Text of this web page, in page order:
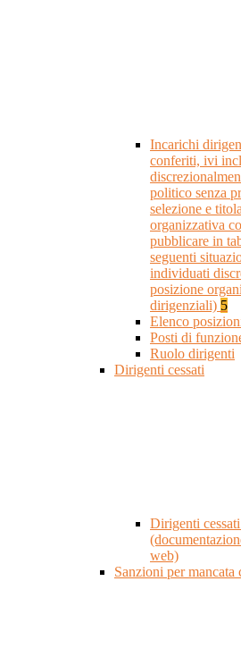
Incarichi
conferiti, ivi
politico senza
selezione e
organizzativa
pubblicare in
seguenti
individuati
posizione
dirigenziali) 5
Elenco
Posti di
Ruolo dirigenti
Dirigenti cessati
Dirigenti
web)
Sanzioni per